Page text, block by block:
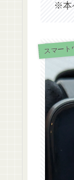
※本
スマート